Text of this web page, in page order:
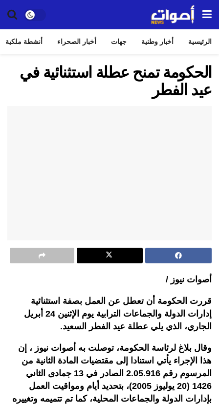
الرئيسية أخبار وطنية جهات أخبار الصحراء أنشطة ملكية
الحكومة تمنح عطلة استثنائية في
عيد الفطر
أصوات نيوز /
قررت الحكومة أن تعطل عن العمل بصفة استثنائية
إدارات الدولة والجماعات ‏الترابية ‏يوم الإثنين 24 أبريل
الجاري، الذي يلي عطلة عيد الفطر السعيد.
وقال بلاغ لرئاسة الحكومة، توصلت به أصوات نيوز ، إن
هذا الإجراء يأتي استنادا إلى مقتضيات المادة الثانية من
المرسوم رقم 2.05.916 الصادر في 13 جمادى الثاني
1426 (20 يوليوز 2005)، بتحديد أيام ومواقيت العمل
بإدارات الدولة والجماعات المحلية، كما تم تتميمه وتغييره